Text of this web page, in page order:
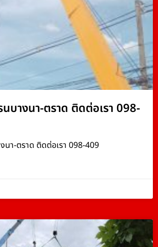
นบางนา-ตราด ติดต่อเรา 098-
นา-ตราด ติดต่อเรา 098-409